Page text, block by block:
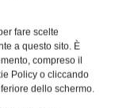
fare scelte
a questo sito. È
compreso il
Policy o cliccando
dello schermo.